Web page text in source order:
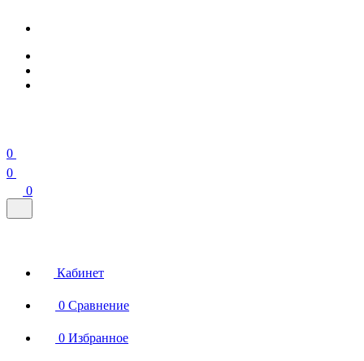
0
0
0
Кабинет
0 Сравнение
0 Избранное